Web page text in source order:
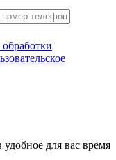
для вас время